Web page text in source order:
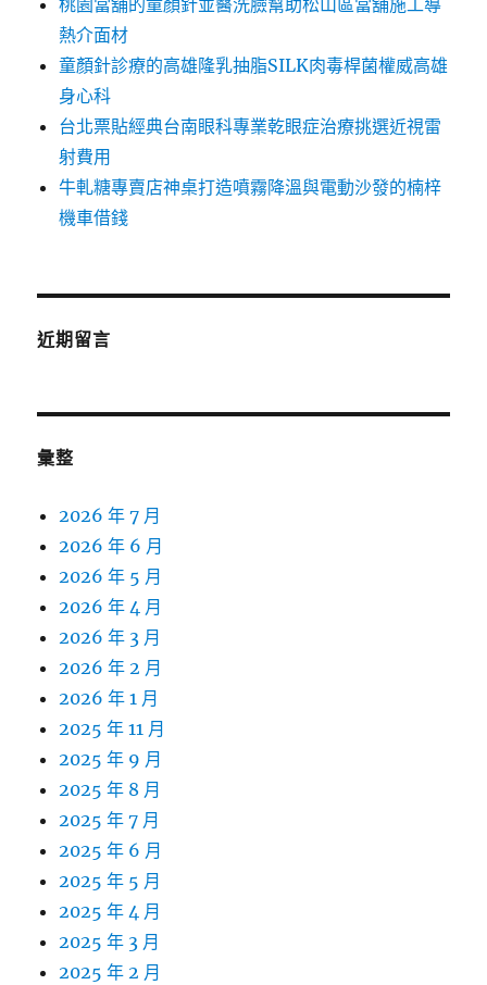
桃園當舖的童顏針並醫洗臉幫助松山區當舖施工導
熱介面材
童顏針診療的高雄隆乳抽脂SILK肉毒桿菌權威高雄
身心科
台北票貼經典台南眼科專業乾眼症治療挑選近視雷
射費用
牛軋糖專賣店神桌打造噴霧降溫與電動沙發的楠梓
機車借錢
近期留言
彙整
2026 年 7 月
2026 年 6 月
2026 年 5 月
2026 年 4 月
2026 年 3 月
2026 年 2 月
2026 年 1 月
2025 年 11 月
2025 年 9 月
2025 年 8 月
2025 年 7 月
2025 年 6 月
2025 年 5 月
2025 年 4 月
2025 年 3 月
2025 年 2 月